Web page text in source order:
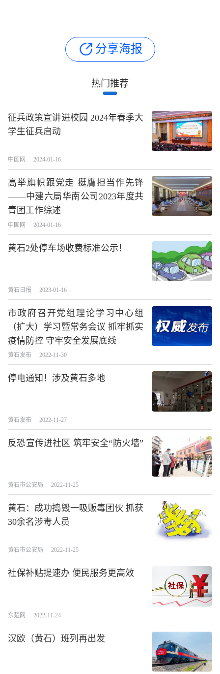
分享海报
热门推荐
征兵政策宣讲进校园 2024年春季大
学生征兵启动
中国网 2024-01-16
高举旗帜跟党走 挺膺担当作先锋
——中建六局华南公司2023年度共
青团工作综述
中国网 2024-01-16
黄石2处停车场收费标准公示！
黄石日报 2023-01-16
市政府召开党组理论学习中心组
（扩大）学习暨常务会议 抓牢抓实
疫情防控 守牢安全发展底线
黄石发布 2022-11-30
停电通知！涉及黄石多地
黄石发布 2022-11-27
反恐宣传进社区 筑牢安全“防火墙”
黄石市公安局 2022-11-25
黄石：成功捣毁一吸贩毒团伙 抓获
30余名涉毒人员
黄石市公安局 2022-11-25
社保补贴提速办 便民服务更高效
东楚网 2022-11-24
汉欧（黄石）班列再出发